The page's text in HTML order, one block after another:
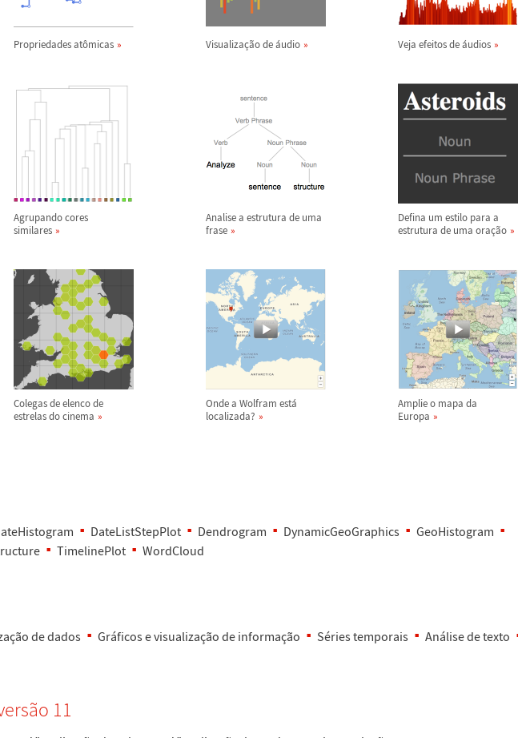
Propriedades atômicas Visualização deáudio Veja efeitos deáudios
Agrupando cores
similares
Analise a estrutura de uma
frase
Defina um estilo para a
estrutura de uma oração
Colegas de elenco de
estrelas do cinema
Onde a Wolfram está
localizada?
Amplie o mapa da
Europa
DateListStepPlot Dendrogram DynamicGeoGraphics
GeoHistogram
TimelinePlot WordCloud
ção de dados Gráficos e visualização de informação Séries temporais Análise de texto
ão 11